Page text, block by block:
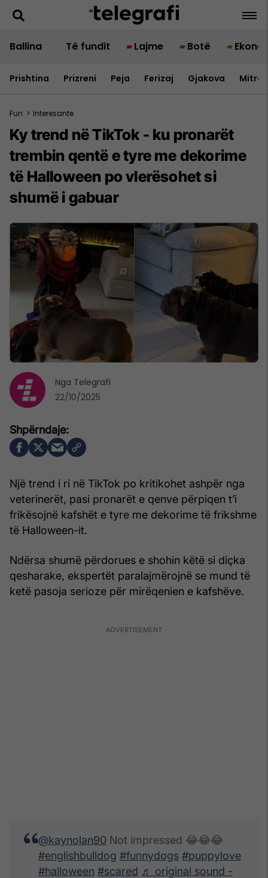
Ballina Të fundit Lajme Botë
Prishtina Prizreni Peja Ferizaj Gjakova
Fun > Interesante
Ky trend në TikTok - ku pronarët
trembin qentë e tyre me dekorime
të Halloween po vlerësohet si
shumë i gabuar
Një trend i ri në TikTok po kritikohet ashpër nga
veterinerët, pasi pronarët e qenve përpiqen t’i
frikësojnë kafshët e tyre me dekorime të frikshme
të Halloween-it.
Ndërsa shumë përdorues e shohin këtë si diçka
qesharake, ekspertët paralajmërojnë se mund të
ketë pasoja serioze për mirëqenien e kafshëve.
@kaynolan90 Not impressed 😂😂😂
#englishbulldog #funnydogs #puppylove
#halloween #scared ♬ original sound -
Nga Telegrafi
22/10/2025